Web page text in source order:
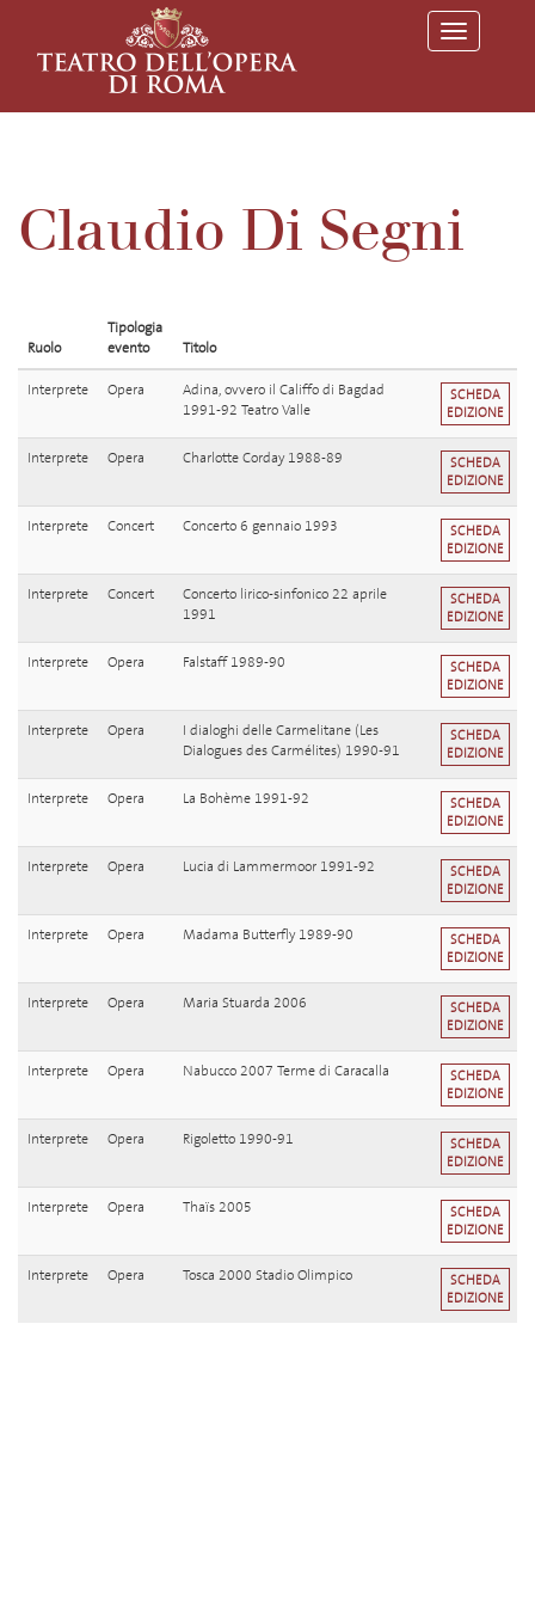
T
o
l
i
a
Claudio Di Segni
Ruolo
Tipologia
evento
Titolo
Interprete Opera
Adina, ovvero il Califfo di Bagdad
1991-92 Teatro Valle
SCHEDA
EDIZIONE
Interprete Opera Charlotte Corday 1988-89
SCHEDA
EDIZIONE
Interprete Concert Concerto 6 gennaio 1993
SCHEDA
EDIZIONE
Interprete Concert
Concerto lirico-sinfonico 22 aprile
1991
SCHEDA
EDIZIONE
Interprete Opera Falstaff 1989-90
SCHEDA
EDIZIONE
Interprete Opera
I dialoghi delle Carmelitane (Les
Dialogues des Carmélites) 1990-91
SCHEDA
EDIZIONE
Interprete Opera La Bohème 1991-92
SCHEDA
EDIZIONE
Interprete Opera Lucia di Lammermoor 1991-92
SCHEDA
EDIZIONE
Interprete Opera Madama Butterfly 1989-90
SCHEDA
EDIZIONE
Interprete Opera Maria Stuarda 2006
SCHEDA
EDIZIONE
Interprete Opera Nabucco 2007 Terme di Caracalla
SCHEDA
EDIZIONE
Interprete Opera Rigoletto 1990-91
SCHEDA
EDIZIONE
Interprete Opera Thaïs 2005
SCHEDA
EDIZIONE
Interprete Opera Tosca 2000 Stadio Olimpico
SCHEDA
EDIZIONE